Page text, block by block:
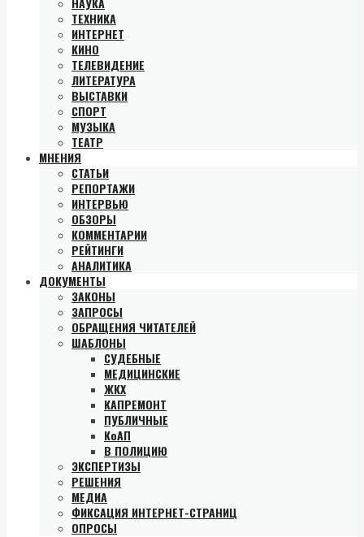
ТЕХНИКА
ИНТЕРНЕТ
КИНО
ТЕЛЕВИДЕНИЕ
ЛИТЕРАТУРА
ВЫСТАВКИ
СПОРТ
МУЗЫКА
ТЕАТР
МНЕНИЯ
СТАТЬИ
РЕПОРТАЖИ
ИНТЕРВЬЮ
ОБЗОРЫ
КОММЕНТАРИИ
РЕЙТИНГИ
АНАЛИТИКА
ДОКУМЕНТЫ
ЗАКОНЫ
ЗАПРОСЫ
ОБРАЩЕНИЯ ЧИТАТЕЛЕЙ
ШАБЛОНЫ
СУДЕБНЫЕ
МЕДИЦИНСКИЕ
ЖКХ
КАПРЕМОНТ
ПУБЛИЧНЫЕ
КоАП
В ПОЛИЦИЮ
ЭКСПЕРТИЗЫ
РЕШЕНИЯ
МЕДИА
ФИКСАЦИЯ ИНТЕРНЕТ-СТРАНИЦ
ОПРОСЫ